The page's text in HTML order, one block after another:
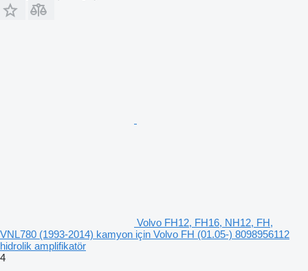
Volvo FH12, FH16, NH12, FH,
VNL780 (1993-2014) kamyon için Volvo FH (01.05-) 8098956112
hidrolik amplifikatör
4